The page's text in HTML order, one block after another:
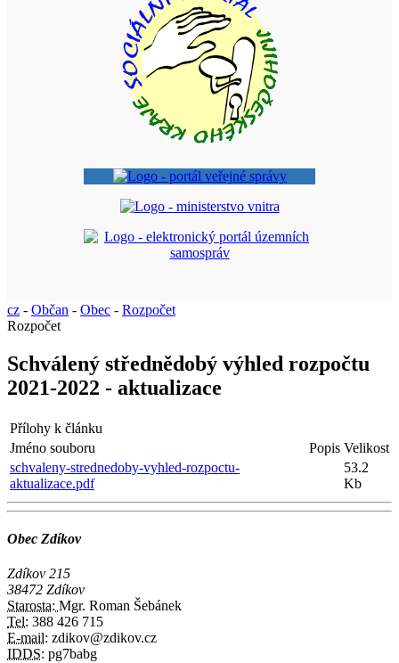
cz - Občan - Obec - Rozpočet
Rozpočet
Schválený střednědobý výhled rozpočtu
2021-2022 - aktualizace
Přílohy k článku
Jméno souboru
Popis Velikost
schvaleny-strednedoby-vyhled-rozpoctu-
aktualizace.pdf
53.2
Kb
Obec Zdíkov
Zdíkov 215
38472 Zdíkov
Starosta: Mgr. Roman Šebánek
Tel: 388 426 715
E-mail: zdikov@zdikov.cz
IDDS: pg7babg